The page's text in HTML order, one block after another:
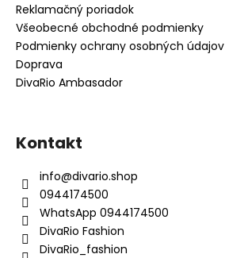
Reklamačný poriadok
Všeobecné obchodné podmienky
Podmienky ochrany osobných údajov
Doprava
DivaRio Ambasador
Kontakt
info@divario.shop
0944174500
WhatsApp 0944174500
DivaRio Fashion
DivaRio_fashion